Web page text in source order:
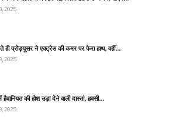
2025
ही प्रोड्यूसर ने एक्ट्रेस की कमर पर फेरा हाथ, वहीं…
2025
की होश उड़ा देने वाली दास्तां, हवसी…
2025